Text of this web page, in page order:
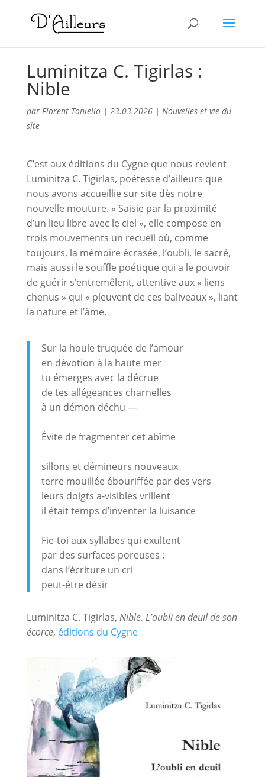
Luminitza C. Tigirlas :
Nible
par Florent Toniello| 23.03.2026| Nouvelles et vie du
site
C’est aux éditions du Cygne que nous revient
Luminitza C. Tigirlas, poétesse d’ailleurs que
nous avons accueillie sur site dès notre
nouvelle mouture. « Saisie par la proximité
d’un lieu libre avec le ciel », elle compose en
trois mouvements un recueil où, comme
toujours, la mémoire écrasée, l’oubli, le sacré,
mais aussi le souffle poétique qui a le pouvoir
de guérir s’entremêlent, attentive aux « liens
chenus » qui « pleuvent de ces baliveaux », liant
la nature et l’âme.
Sur la houle truquée de l’amour
en dévotion à la haute mer
tu émerges avec la décrue
de tes allégeances charnelles
à un démon déchu —
Évite de fragmenter cet abîme
sillons et démineurs nouveaux
terre mouillée ébouriffée par des vers
leurs doigts a-visibles vrillent
il était temps d’inventer la luisance
Fie-toi aux syllabes qui exultent
par des surfaces poreuses :
dans l’écriture un cri
peut-être désir
Luminitza C. Tigirlas, Nible. L’oubli en deuil de son
écorce, éditions du Cygne